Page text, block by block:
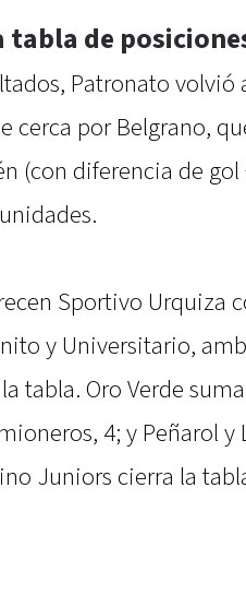
tabla de
Patronato volvió
cerca por Belgrano,
(con diferencia de gol
Sportivo Urquiza
y Universitario,
tabla. Oro Verde
4; y Peñarol y
Juniors cierra la